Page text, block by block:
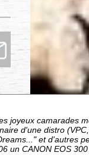
joyeux camarades
d'une distro
et d'autres
un CANON EOS